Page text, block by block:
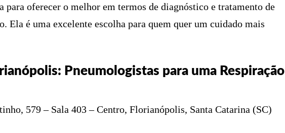
oferecer o melhor em termos de diagnóstico e tratamento de
Ela é uma excelente escolha para quem quer um cuidado mais
Pneumologistas para uma Respiração
579 – Sala 403 – Centro, Florianópolis, Santa Catarina (SC)